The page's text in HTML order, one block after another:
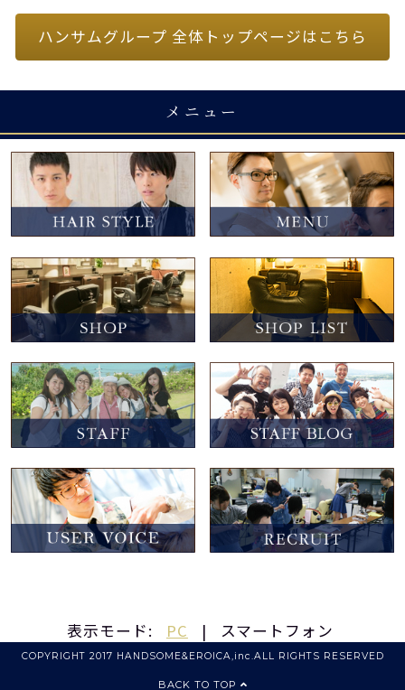
ハンサムグループ 全体トップページはこちら
メニュー
表示モード: PC | スマートフォン
COPYRIGHT 2017 HANDSOME&EROICA,inc.ALL RIGHTS RESERVED
BACK TO TOP